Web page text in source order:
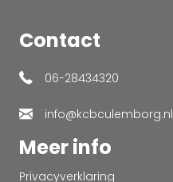
Contact
06-28434320
info@kcbculemborg.nl
Meer info
Privacyverklaring